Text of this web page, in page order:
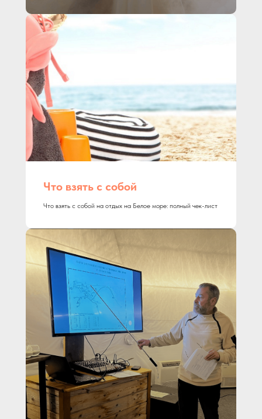
Что взять с собой
Что взять с собой на отдых на Белое море: полный чек-лист